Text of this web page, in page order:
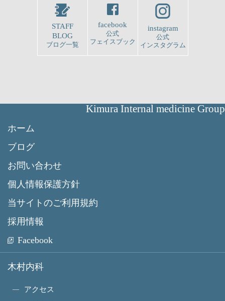
STAFF
BLOG
ブログ一覧
facebook
公式
フェイスブック
instagram
公式
インスタグラム
Kimura Internal medicine Group
ホーム
ブログ
お問い合わせ
個人情報保護方針
当サイトのご利用規約
採用情報
Facebook
木村内科
アクセス